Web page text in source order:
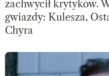
zachwycił krytyków.
gwiazdy: Kulesza,
Chyra